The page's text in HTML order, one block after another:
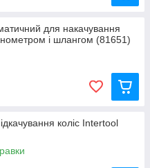
для накачування
і шлангом (81651)
коліс Intertool